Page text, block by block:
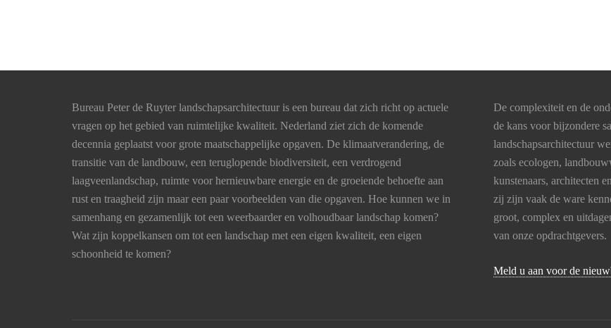
Bureau Peter de Ruyter landschapsarchitectuur is een bureau dat zich richt op actuele
vragen op het gebied van ruimtelijke kwaliteit. Nederland ziet zich de komende
decennia geplaatst voor grote maatschappelijke opgaven. De klimaatverandering, de
transitie van de landbouw, een teruglopende biodiversiteit, een verdrogend
laagveenlandschap, ruimte voor hernieuwbare energie en de groeiende behoefte aan
rust en traagheid zijn maar een paar voorbeelden van die opgaven. Hoe kunnen we in
samenhang en gezamenlijk tot een weerbaarder en volhoudbaar landschap komen?
Wat zijn koppelkansen om tot een landschap met een eigen kwaliteit, een eigen
schoonheid te komen?
De complexiteit en de
de kans voor bijzondere
landschapsarchitectuur
zoals ecologen,
kunstenaars, architecten
zij zijn vaak de ware
groot, complex en
van onze opdrachtgevers.
Meld u aan voor de